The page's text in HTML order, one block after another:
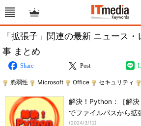
「拡張子」関連の最新 ニュース
事 まとめ
Share Post
脆弱性 Microsoft Office セキュリティ
解決！Python：［解
でファイルパスから拡
(2024/3/12)